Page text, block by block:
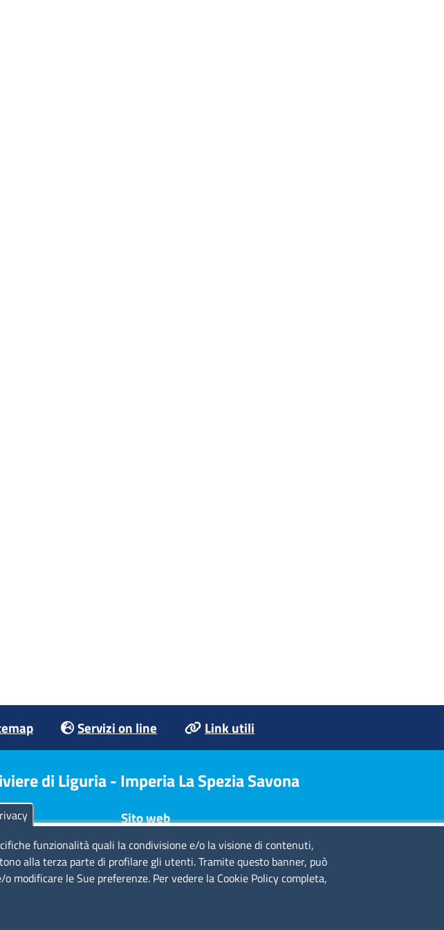
Servizi on line Link utili
di Liguria - Imperia La Spezia Savona
Sito web
Note legali
Privacy policy
Dichiarazione di accessibilità
funzionalità quali la condivisione e/o la visione di contenuti,
alla terza parte di profilare gli utenti. Tramite questo banner, può
le Sue preferenze. Per vedere la Cookie Policy completa,